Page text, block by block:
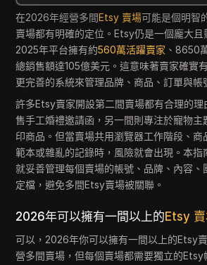
在2026年經營多間Etsy 賣場可能是個明智
賣場都有明確的定位。Etsy仍是一個龐大且
2025年平台擁有約560萬活躍賣家 、8650
總銷售額達105億美元。這意味著賣家確實
更完善的系統來管理品牌、商品、訂單與帳
許多Etsy賣家開設第二間賣場都有合理的理
售手工婚禮邀請函，另一間則專注於寵物主
印商品。但當賣場共用瀏覽器工作階段、商
範本或雜亂的記錄時，風險就會出現。本指
就妥善管理每個賣場的帳號、品牌、內容、
定檔，避免多間Etsy賣場被關聯。
2026年可以擁有一間以上的Etsy
可以，2026年你可以擁有一間以上的Etsy
營多間賣場，但每個賣場都需要獨立的Etsy